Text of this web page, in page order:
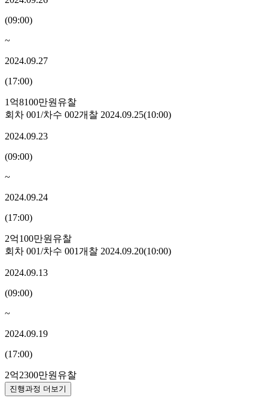
(09:00)
~
2024.09.27
(17:00)
1억8100만원 유찰
회차 001/차수 002개찰 2024.09.25(10:00)
2024.09.23
(09:00)
~
2024.09.24
(17:00)
2억100만원 유찰
회차 001/차수 001개찰 2024.09.20(10:00)
2024.09.13
(09:00)
~
2024.09.19
(17:00)
2억2300만원 유찰
진행과정 더보기